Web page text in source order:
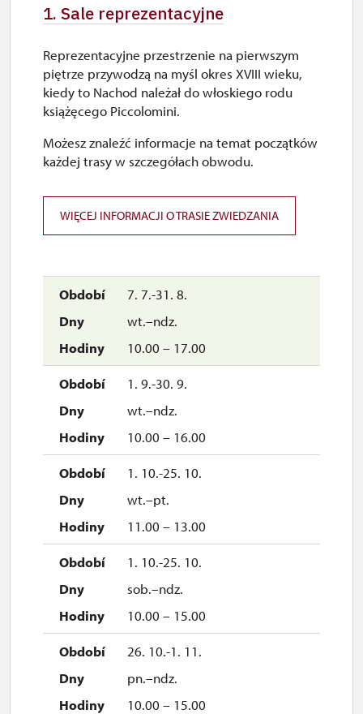
1. Sale reprezentacyjne
7. 7.-31. 8.
wt.–ndz.
10.00 – 17.00
1. 9.-30. 9.
wt.–ndz.
10.00 – 16.00
1. 10.-25. 10.
wt.–pt.
11.00 – 13.00
1. 10.-25. 10.
sob.–ndz.
10.00 – 15.00
26. 10.-1. 11.
pn.–ndz.
10.00 – 15.00
Reprezentacyjne przestrzenie na pierwszym
piętrze przywodzą na myśl okres XVIII wieku,
kiedy to Nachod należał do włoskiego rodu
książęcego Piccolomini.
Możesz znaleźć informacje na temat początków
każdej trasy w szczegółach obwodu.
WIĘCEJ INFORMACJI O TRASIE ZWIEDZANIA